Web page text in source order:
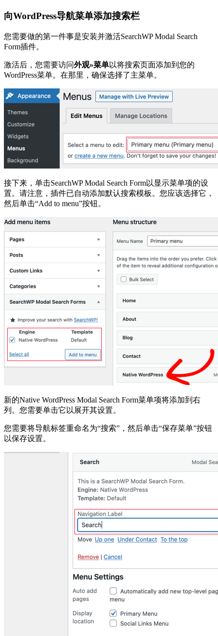
向WordPress导航菜单添加搜索栏
您需要做的第一件事是安装并激活SearchWP Modal Search
Form插件。
激活后，您需要访问外观»菜单以将搜索页面添加到您的
WordPress菜单。在那里，确保选择了主菜单。
接下来，单击SearchWP Modal Search Form以显示菜单项的设
置。请注意，插件已自动添加默认搜索模板。您应该选择它，
然后单击“Add to menu”按钮。
新的Native WordPress Modal Search Form菜单项将添加到右
列。您需要单击它以展开其设置。
您需要将导航标签重命名为“搜索”，然后单击“保存菜单”按钮
以保存设置。